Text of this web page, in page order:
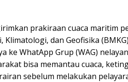
prakiraan cuaca maritim
dan Geofisika
ke WhatApp Grup (WAG)
bisa memantau cuaca,
sebelum melakukan